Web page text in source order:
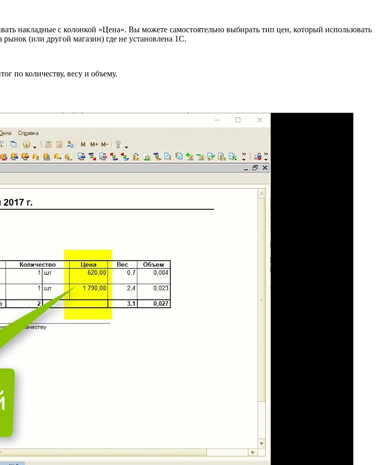
накладные с колонкой «Цена». Вы можете самостоятельно выбирать тип цен, который использовать
(или другой магазин) где не установлена 1С.
по количеству, весу и объему.